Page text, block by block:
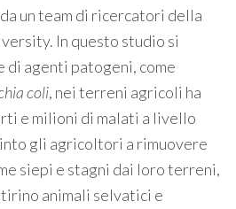
un team di ricercatori della
In questo studio si
di agenti patogeni, come
coli, nei terreni agricoli ha
e milioni di malati a livello
gli agricoltori a rimuovere
siepi e stagni dai loro terreni,
animali selvatici e